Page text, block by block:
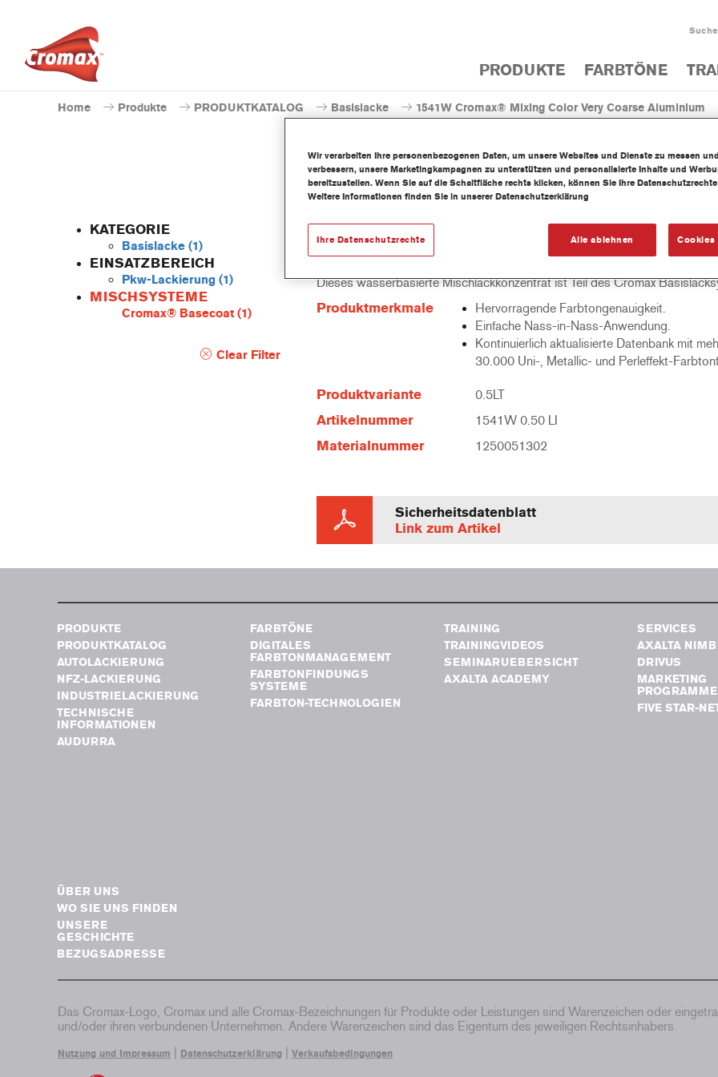
Suche
PRODUKTE FARBTÖNE
Home Produkte PRODUKTKATALOG Basislacke 1541W Cromax® Mixing Color Very Coarse Aluminium
KATEGORIE
Basislacke (1)
EINSATZBEREICH
Pkw-Lackierung (1)
MISCHSYSTEME
Cromax® Basecoat(1)
Clear Filter
1541W Cromax® Mixing Color
Dieses wasserbasierte Mischlackkonzentrat ist Teil des Cromax
Produktmerkmale
Hervorragende Farbtongenauigkeit.
Einfache Nass-in-Nass-Anwendung.
Kontinuierlich aktualisierte Datenbank mit
30.000 Uni-, Metallic- und Perleffekt-
Produktvariante 0.5LT
Artikelnummer 1541W 0.50 LI
Materialnummer 1250051302
Sicherheitsdatenblatt
Link zum Artikel
PRODUKTE
PRODUKTKATALOG
AUTOLACKIERUNG
NFZ-LACKIERUNG
INDUSTRIELACKIERUNG
TECHNISCHE
INFORMATIONEN
AUDURRA
FARBTÖNE
DIGITALES
FARBTONMANAGEMENT
FARBTONFINDUNGS
SYSTEME
FARBTON-TECHNOLOGIEN
TRAINING
TRAININGVIDEOS
SEMINARUEBERSICHT
AXALTA ACADEMY
SERVICES
AXALTA
DRIVUS
MARKETING
FIVE STAR-
ÜBER UNS
WO SIE UNS FINDEN
UNSERE
GESCHICHTE
BEZUGSADRESSE
Das Cromax-Logo, Cromax und alle Cromax-Bezeichnungen für Produkte oder Leistungen sind Warenzeichen oder
und/oder ihren verbundenen Unternehmen. Andere Warenzeichen sind das Eigentum des jeweiligen Rechtsinhabers.
Nutzung und Impressum Datenschutzerklärung Verkaufsbedingungen
Wir verarbeiten Ihre personenbezogenen Daten, um unsere Websites und Dienste zu messen
verbessern, unsere Marketingkampagnen zu unterstützen und personalisierte Inhalte und
bereitzustellen. Wenn Sie auf die Schaltfläche rechts klicken, können Sie Ihre
Weitere Informationen finden Sie in unserer Datenschutzerklärung
Alle ablehnen Cookies
Ihre Datenschutzrechte